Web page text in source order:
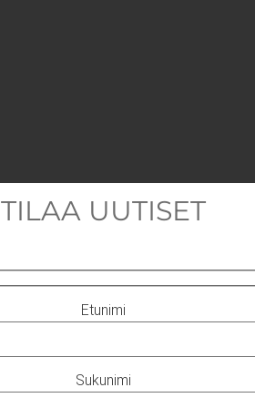
TILAA UUTISET
Etunimi
Sukunimi